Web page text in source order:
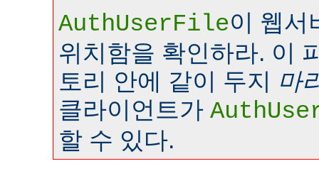
AuthUserFile이 웹서
위치함을 확인하라. 이
토리 안에 같이 두지 마
클라이언트가
할 수 있다.